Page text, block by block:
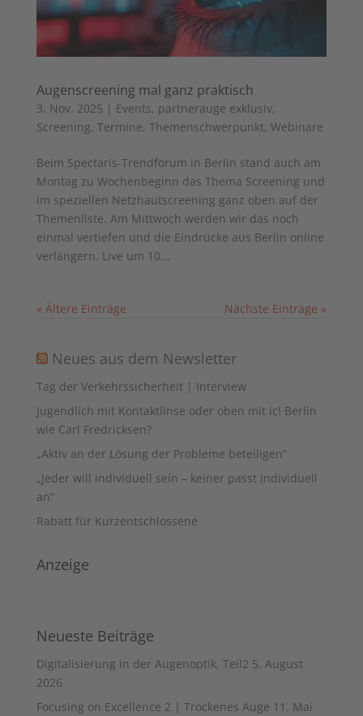
Augenscreening mal ganz praktisch
3. Nov. 2025 | Events, partnerauge exklusiv,
Screening, Termine, Themenschwerpunkt, Webinare
Beim Spectaris-Trendforum in Berlin stand auch am
Montag zu Wochenbeginn das Thema Screening und
im speziellen Netzhautscreening ganz oben auf der
Themenliste. Am Mittwoch werden wir das noch
einmal vertiefen und die Eindrücke aus Berlin online
verlängern. Live um 10...
« Ältere Einträge Nächste Einträge »
Neues aus dem Newsletter
Tag der Verkehrssicherheit | Interview
Jugendlich mit Kontaktlinse oder oben mit ic! Berlin
wie Carl Fredricksen?
„Aktiv an der Lösung der Probleme beteiligen“
„Jeder will individuell sein – keiner passt individuell
an“
Rabatt für Kurzentschlossene
Anzeige
Neueste Beiträge
Digitalisierung in der Augenoptik, Teil2 5. August
2026
Focusing on Excellence 2 | Trockenes Auge 11. Mai